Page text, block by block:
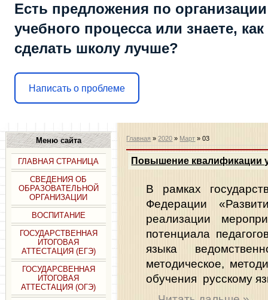
Есть предложения по организации
учебного процесса или знаете, как
сделать школу лучше?
Написать о проблеме
Меню сайта
ГЛАВНАЯ СТРАНИЦА
СВЕДЕНИЯ ОБ
ОБРАЗОВАТЕЛЬНОЙ
ОРГАНИЗАЦИИ
ВОСПИТАНИЕ
ГОСУДАРСТВЕННАЯ
ИТОГОВАЯ
АТТЕСТАЦИЯ (ЕГЭ)
ГОСУДАРСВЕННАЯ
ИТОГОВАЯ
АТТЕСТАЦИЯ (ОГЭ)
Главная »2020 » Март » 03
Повышение квалификации
В рамках
Федерации
реализации
потенциала
языка
методическое,
обучения русскому